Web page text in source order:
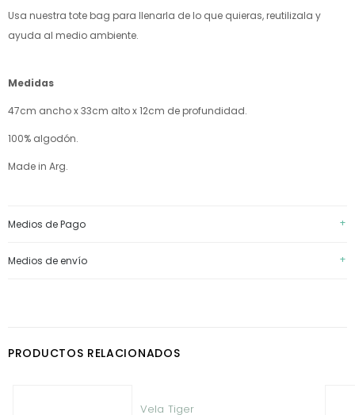
Usa nuestra tote bag para llenarla de lo que quieras, reutilizala y
ayuda al medio ambiente.
Medidas
47cm ancho x 33cm alto x 12cm de profundidad.
100% algodón.
Made in Arg.
+
Medios de Pago
+
Medios de envío
PRODUCTOS RELACIONADOS
Vela Tiger